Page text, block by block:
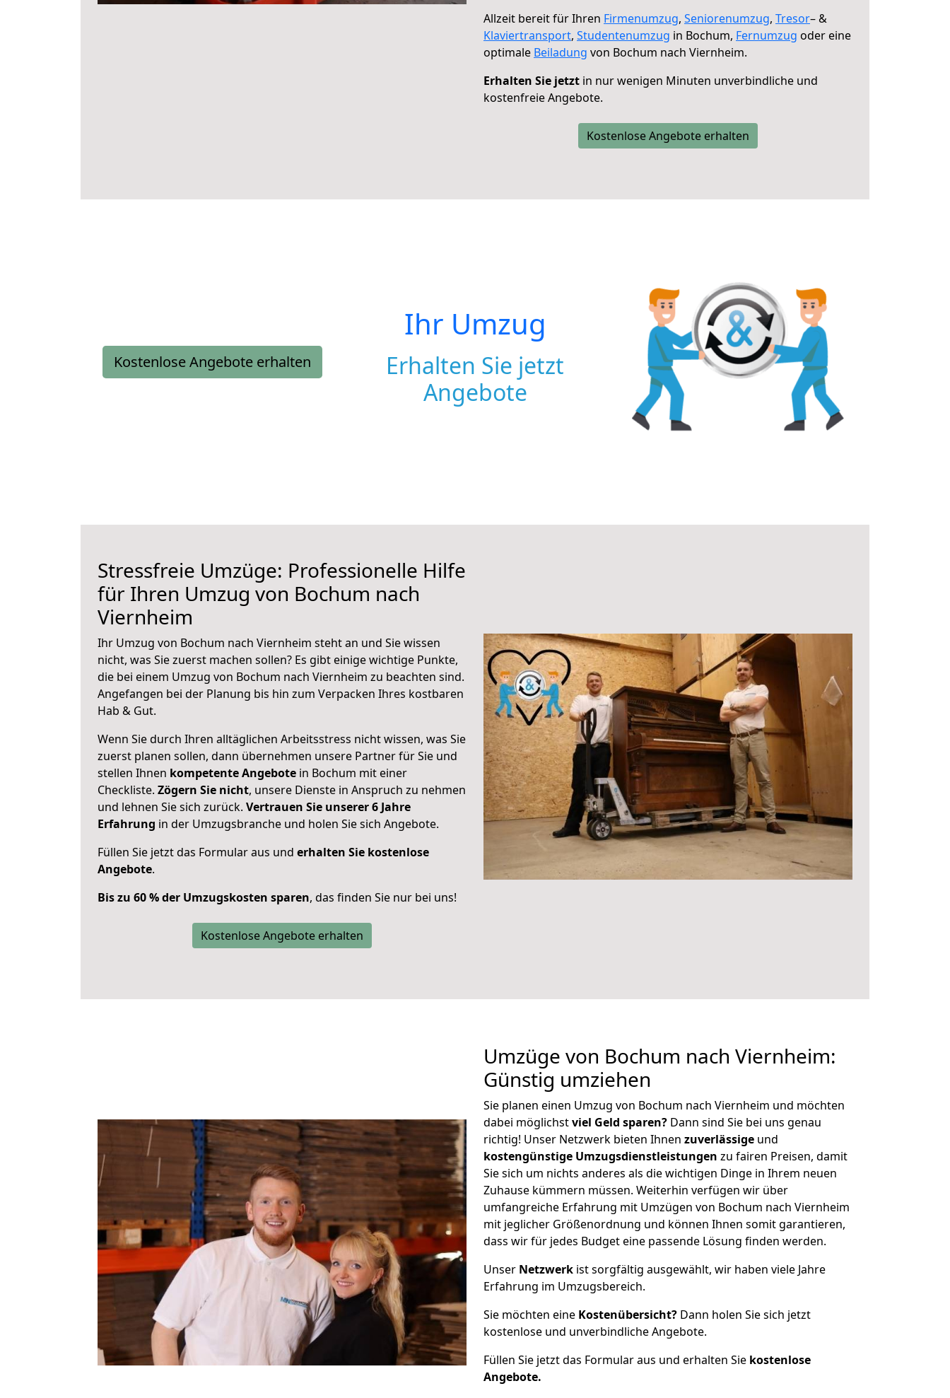
Allzeit bereit für Ihren Firmenumzug, Seniorenumzug, Tresor– &
Klaviertransport, Studentenumzug in Bochum, Fernumzug oder eine
optimale Beiladung von Bochum nach Viernheim.
Erhalten Sie jetzt in nur wenigen Minuten unverbindliche und
kostenfreie Angebote.
Kostenlose Angebote erhalten
Kostenlose Angebote erhalten
Ihr Umzug
Erhalten Sie jetzt
Angebote
Stressfreie Umzüge: Professionelle Hilfe
für Ihren Umzug von Bochum nach
Viernheim
Ihr Umzug von Bochum nach Viernheim steht an und Sie wissen
nicht, was Sie zuerst machen sollen? Es gibt einige wichtige Punkte,
die bei einem Umzug von Bochum nach Viernheim zu beachten sind.
Angefangen bei der Planung bis hin zum Verpacken Ihres kostbaren
Hab & Gut.
Wenn Sie durch Ihren alltäglichen Arbeitsstress nicht wissen, was Sie
zuerst planen sollen, dann übernehmen unsere Partner für Sie und
stellen Ihnen kompetente Angebote in Bochum mit einer
Checkliste. Zögern Sie nicht, unsere Dienste in Anspruch zu nehmen
und lehnen Sie sich zurück. Vertrauen Sie unserer 6 Jahre
Erfahrung in der Umzugsbranche und holen Sie sich Angebote.
Füllen Sie jetzt das Formular aus und erhalten Sie kostenlose
Angebote.
Bis zu 60 % der Umzugskosten sparen, das finden Sie nur bei uns!
Kostenlose Angebote erhalten
Umzüge von Bochum nach Viernheim:
Günstig umziehen
Sie planen einen Umzug von Bochum nach Viernheim und möchten
dabei möglichstviel Geld sparen? Dann sind Sie bei uns genau
richtig! Unser Netzwerk bieten Ihnen zuverlässige und
kostengünstige Umzugsdienstleistungen zu fairen Preisen, damit
Sie sich um nichts anderes als die wichtigen Dinge in Ihrem neuen
Zuhause kümmern müssen. Weiterhin verfügen wir über
umfangreiche Erfahrung mit Umzügen von Bochum nach Viernheim
mit jeglicher Größenordnung und können Ihnen somit garantieren,
dass wir für jedes Budget eine passende Lösung finden werden.
Unser Netzwerk ist sorgfältig ausgewählt, wir haben viele Jahre
Erfahrung im Umzugsbereich.
Sie möchten eine Kostenübersicht? Dann holen Sie sich jetzt
kostenlose und unverbindliche Angebote.
Füllen Sie jetzt das Formular aus und erhalten Sie kostenlose
Angebote.